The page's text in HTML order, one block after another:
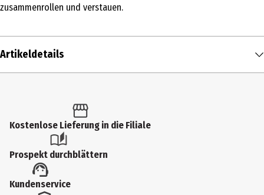
zusammenrollen und verstauen.
Artikeldetails
Produkttyp
Hundebetten & Decken
50 cm
Kostenlose Lieferung in die Filiale
Prospekt durchblättern
Kundenservice